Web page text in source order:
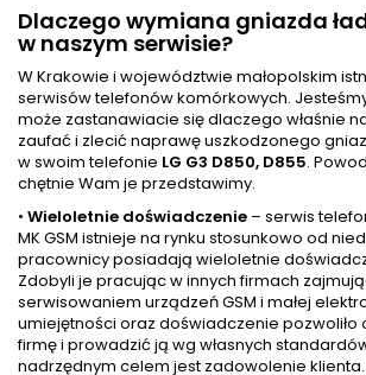
Dlaczego wymiana gniazda
w naszym serwisie?
W Krakowie i województwie małopolskim
serwisów telefonów komórkowych.
może zastanawiacie się dlaczego właśnie
zaufać i zlecić naprawę uszkodzonego
w swoim telefonie LG G3 D850, D855.
chętnie Wam je przedstawimy.
• Wieloletnie doświadczenie – serwis
MK GSM istnieje na rynku stosunkowo od
pracownicy posiadają wieloletnie
Zdobyli je pracując w innych firmach
serwisowaniem urządzeń GSM i małej
umiejętności oraz doświadczenie pozwoliło
firmę i prowadzić ją wg własnych
nadrzędnym celem jest zadowolenie klienta.